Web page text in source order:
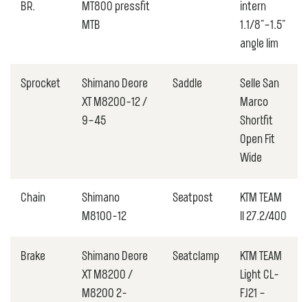
BR.
MT800 pressfit
MTB
intern
1.1/8"–1.5"
angle lim
Sprocket
Shimano Deore
XT M8200-12 /
9–45
Saddle
Selle San
Marco
Shortfit
Open Fit
Wide
Chain
Shimano
M8100-12
Seatpost
KTM TEAM
II 27.2/400
Brake
Shimano Deore
XT M8200 /
M8200 2-
Seatclamp
KTM TEAM
Light CL-
FJ21 –